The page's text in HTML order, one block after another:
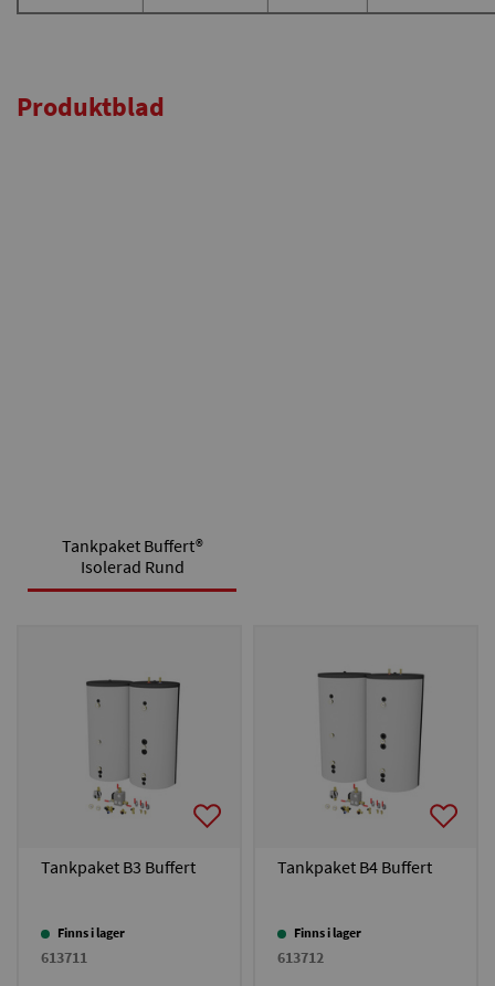
Produktblad
Tankpaket Buffert®
Isolerad Rund
Tankpaket B3 Buffert
Finns i lager
613711
Tankpaket B4 Buffert
Finns i lager
613712